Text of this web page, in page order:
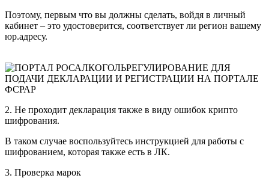
Поэтому, первым что вы должны сделать, войдя в личный
кабинет – это удостоверится, соответствует ли регион вашему
юр.адресу.
2. Не проходит декларация также в виду ошибок крипто
шифрования.
В таком случае воспользуйтесь инструкцией для работы с
шифрованием, которая также есть в ЛК.
3. Проверка марок